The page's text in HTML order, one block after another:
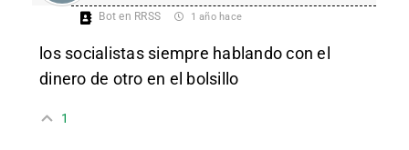
Bot en RRSS 1 año hace
los socialistas siempre hablando con el
dinero de otro en el bolsillo
1